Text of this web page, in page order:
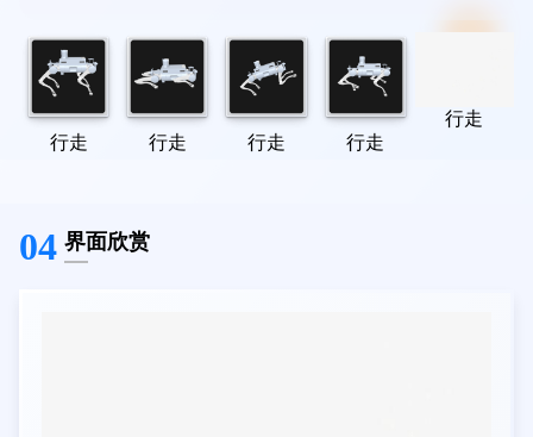
行走 行走 行走 行走
04 界面欣赏